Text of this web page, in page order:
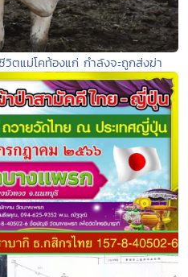
ตแม่โคท้องแก่ กำลังจะถูกส่งฆ่า